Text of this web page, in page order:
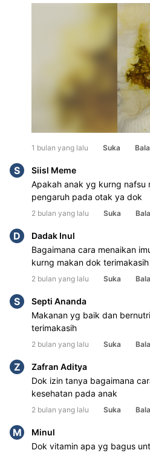
1 bulan yang lalu Suka
S
Siisl Meme
Apakah anak yg kurng nafsu
pengaruh pada otak ya dok
2 bulan yang lalu Suka
D
Dadak Inul
Bagaimana cara menaikan
kurng makan dok terimakasih
2 bulan yang lalu Suka
S
Septi Ananda
Makanan yg baik dan
terimakasih
2 bulan yang lalu Suka
Z
Zafran Aditya
Dok izin tanya bagaimana
kesehatan pada anak
2 bulan yang lalu Suka
M
Minul
Dok vitamin apa yg bagus